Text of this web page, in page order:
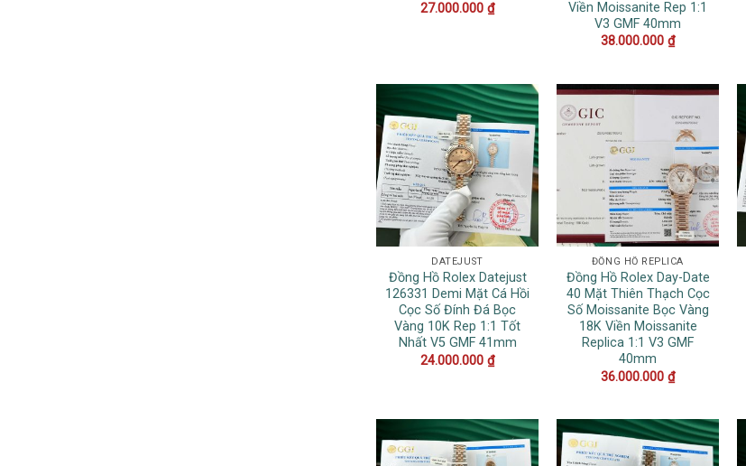
27.000.000 ₫
Viền Moissanite Rep 1:1
V3 GMF 40mm
38.000.000 ₫
DATEJUST
Đồng Hồ Rolex Datejust
126331 Demi Mặt Cá Hồi
Cọc Số Đính Đá Bọc
Vàng 10K Rep 1:1 Tốt
Nhất V5 GMF 41mm
24.000.000 ₫
ĐỒNG HỒ REPLICA
Đồng Hồ Rolex Day-Date
40 Mặt Thiên Thạch Cọc
Số Moissanite Bọc Vàng
18K Viền Moissanite
Replica 1:1 V3 GMF
40mm
36.000.000 ₫